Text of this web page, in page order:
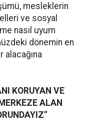
mesleklerin
ve sosyal
nasıl uyum
dönemin en
alacağına
KORUYAN VE
ALAN